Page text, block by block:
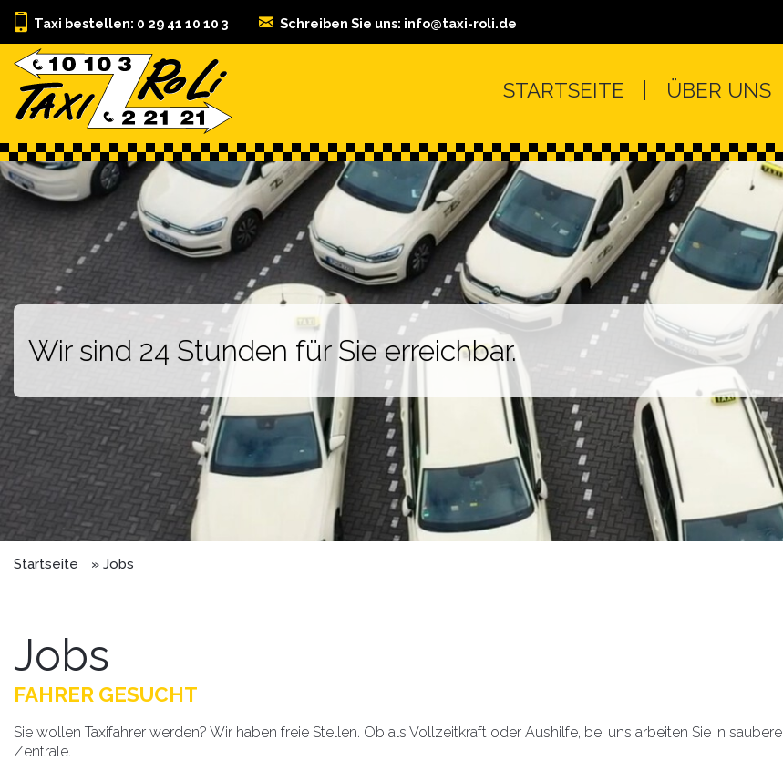
Taxi bestellen: 0 29 41 10 10 3 Schreiben Sie uns: info
STARTSEITE ÜBER UNS
Wir sind 24 Stunden für Sie erreichbar.
Startseite Jobs
Jobs
FAHRER GESUCHT
Sie wollen Taxifahrer werden? Wir haben freie Stellen. Ob als Vollzeitkraft oder Aushilfe, bei uns arbeiten Sie in
Zentrale.